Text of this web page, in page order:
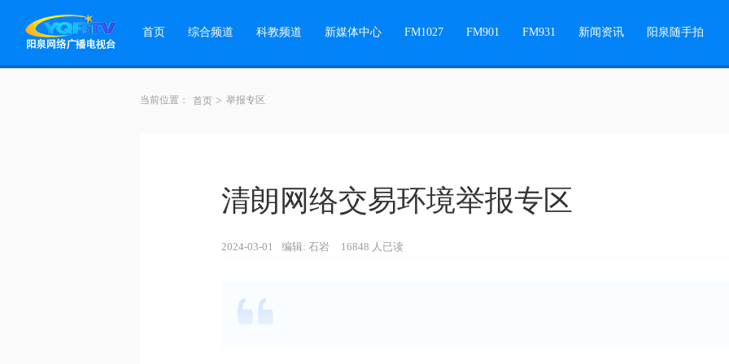
首页 综合频道 科教频道 新媒体中心 FM1027 FM901 FM931 新闻资讯 阳泉随手拍
当前位置： 首页 > 举报专区
清朗网络交易环境举报专区
2024-03-01 编辑: 石岩 16848 人已读